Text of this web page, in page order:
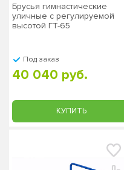
Брусья гимнастические
уличные с регулируемой
высотой ГТ-65
Под заказ
40 040 руб.
КУПИТЬ